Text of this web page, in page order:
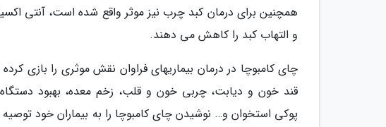
همچنین برای درمان کبد چرب نیز موثر واقع شده است، آنتی
و التهاب کبد را کاهش می دهند.
چای کامبوچا در درمان بیماری­های فراوان نقش موثری را بازی
قند خون و دیابت، چربی خون و قلب، زخم معده، بهبود
پوکی استخوان و… نوشیدن چای کامبوچا را به بیماران خود